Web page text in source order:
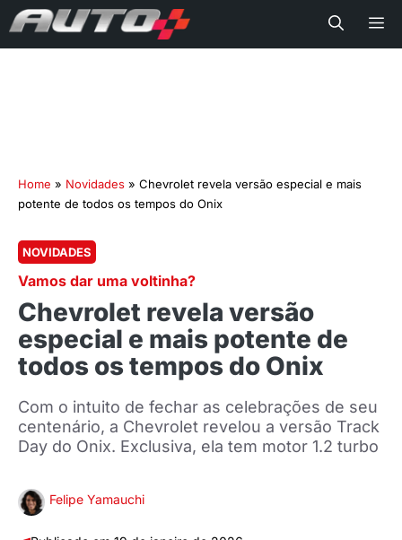
Home » Novidades » Chevrolet revela versão especial e mais
potente de todos os tempos do Onix
NOVIDADES
Vamos dar uma voltinha?
Chevrolet revela versão
especial e mais potente de
todos os tempos do Onix
Com o intuito de fechar as celebrações de seu
centenário, a Chevrolet revelou a versão Track
Day do Onix. Exclusiva, ela tem motor 1.2 turbo
Felipe Yamauchi